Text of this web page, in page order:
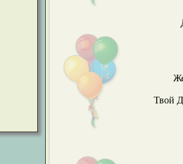
Твой